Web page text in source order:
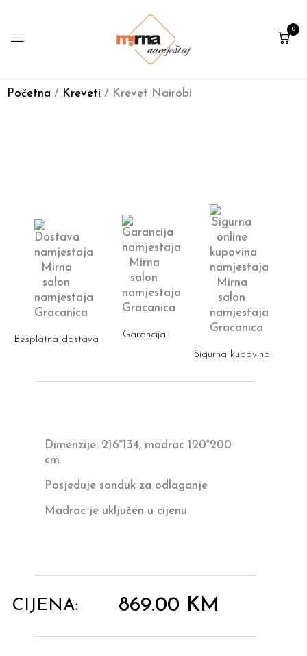
0
Početna / Kreveti / Krevet Nairobi
Besplatna dostava
Garancija
Sigurna kupovina
Dimenzije: 216*134, madrac 120*200
cm
Posjeduje sanduk za odlaganje
Madrac je uključen u cijenu
CIJENA: 869.00 KM